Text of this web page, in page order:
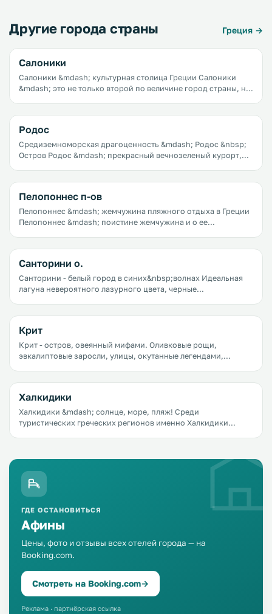
Другие города страны Греция →
Салоники
Салоники &mdash; культурная столица Греции Салоники
&mdash; это не только второй по величине город страны, не
будто потерялись на фоне таких значимых курортных
жемчужин Греции, как Крит или Санторини, но это вовсе не
делает их менее привлекательными.
Родос
Средиземноморская драгоценность &mdash; Родос &nbsp;
Остров Родос &mdash; прекрасный вечнозеленый курорт,
Пелопоннес п-ов
Пелопоннес &mdash; жемчужина пляжного отдыха в Греции
Пелопоннес &mdash; поистине жемчужина и о ее
Санторини о.
Санторини - белый город в синих&nbsp;волнах Идеальная
лагуна невероятного лазурного цвета, черные
которые называются Киклады.
Крит
Крит - остров, овеянный мифами. Оливковые рощи,
эвкалиптовые заросли, улицы, окутанные легендами,
туристических направлений в Греции.
Халкидики
Халкидики &mdash; солнце, море, пляж! Среди
туристических греческих регионов именно Халкидики
ГДЕ ОСТАНОВИТЬСЯ
Афины
Цены, фото и отзывы всех отелей города — на
Booking.com.
Смотреть на Booking.com→
Реклама · партнёрская ссылка